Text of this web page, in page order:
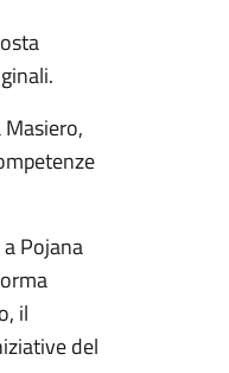
Pojana
il
del